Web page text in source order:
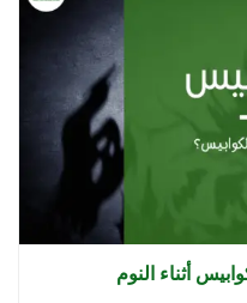
أثناء النوم